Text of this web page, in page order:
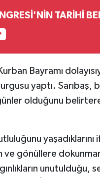
TARİHİ
Bayramı
yaptı. Sarıbaş,
olduğunu
ve gönüllere
unutulduğu,